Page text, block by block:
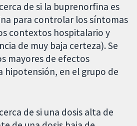
de si la buprenorfina es
para controlar los síntomas
contextos hospitalario y
de muy baja certeza). Se
mayores de efectos
hipotensión, en el grupo de
de si una dosis alta de